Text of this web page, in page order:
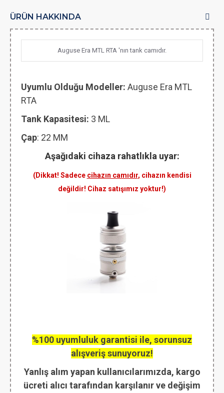
ÜRÜN HAKKINDA
Auguse Era MTL RTA 'nın tank camıdır.
Uyumlu Olduğu Modeller: Auguse Era MTL
RTA
Tank Kapasitesi: 3 ML
Çap: 22 MM
Aşağıdaki cihaza rahatlıkla uyar:
(Dikkat! Sadece cihazın camıdır, cihazın kendisi
değildir! Cihaz satışımız yoktur!)
%100 uyumluluk garantisi ile, sorunsuz
alışveriş sunuyoruz!
Yanlış alım yapan kullanıcılarımızda, kargo
ücreti alıcı tarafından karşılanır ve değişim